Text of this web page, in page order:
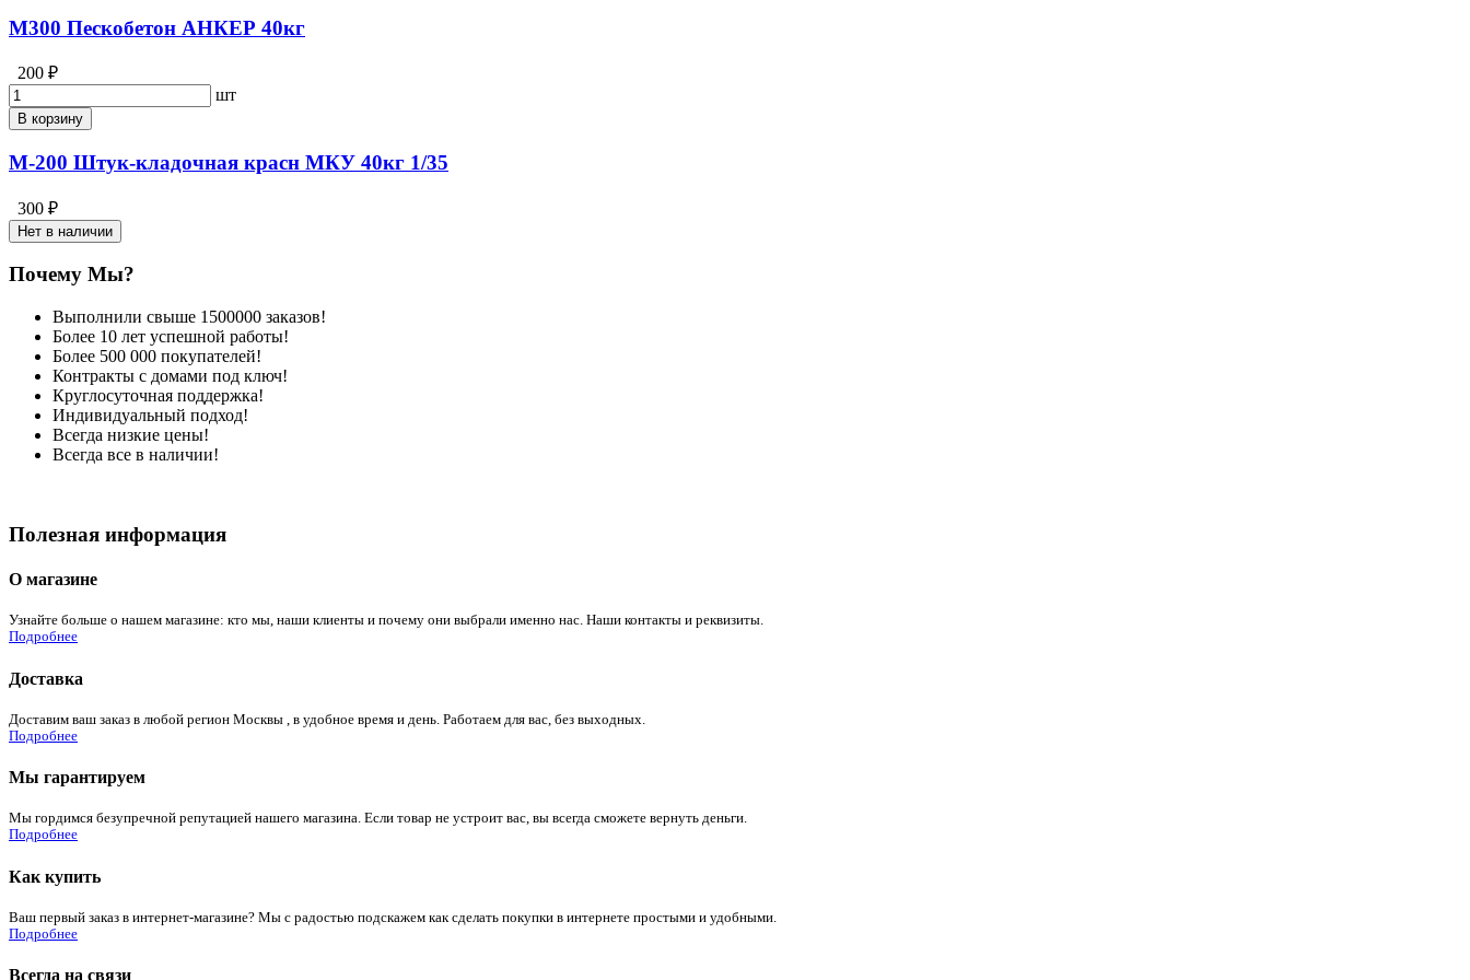
М300 Пескобетон АНКЕР 40кг
200 ₽
шт
В корзину
М-200 Штук-кладочная красн МКУ 40кг 1/35
300 ₽
Нет в наличии
Почему Мы?
Выполнили свыше 1500000 заказов!
Более 10 лет успешной работы!
Более 500 000 покупателей!
Контракты с домами под ключ!
Круглосуточная поддержка!
Индивидуальный подход!
Всегда низкие цены!
Всегда все в наличии!
Полезная информация
О магазине
Узнайте больше о нашем магазине: кто мы, наши клиенты и почему они выбрали именно нас. Наши контакты и реквизиты.
Подробнее
Доставка
Доставим ваш заказ в любой регион Москвы , в удобное время и день. Работаем для вас, без выходных.
Подробнее
Мы гарантируем
Мы гордимся безупречной репутацией нашего магазина. Если товар не устроит вас, вы всегда сможете вернуть деньги.
Подробнее
Как купить
Ваш первый заказ в интернет-магазине? Мы с радостью подскажем как сделать покупки в интернете простыми и удобными.
Подробнее
Всегда на связи